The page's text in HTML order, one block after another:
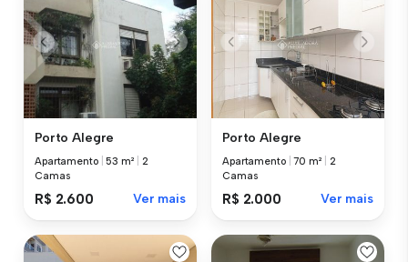
Porto Alegre
Apartamento |53 m²
2
Camas
R$ 2.600 Ver mais
Porto Alegre
Apartamento |70 m²
2
Camas
R$ 2.000 Ver mais